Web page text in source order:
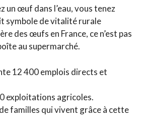
un œuf dans l’eau, vous tenez
symbole de vitalité rurale
des œufs en France, ce n’est pas
au supermarché.
12 400 emplois directs et
exploitations agricoles.
familles qui vivent grâce à cette